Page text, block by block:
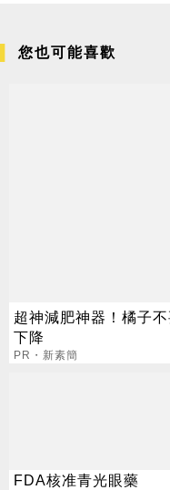
您也可能喜歡
超神減肥神器！橘子
下降
PR・新素簡
FDA核准青光眼藥